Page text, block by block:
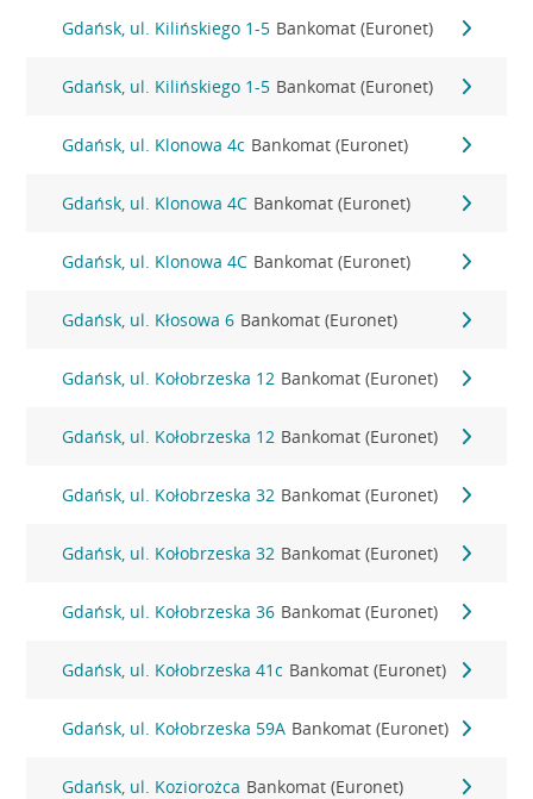
Gdańsk, ul. Kilińskiego 1-5 Bankomat (Euronet)
Gdańsk, ul. Kilińskiego 1-5 Bankomat (Euronet)
Gdańsk, ul. Klonowa 4c Bankomat (Euronet)
Gdańsk, ul. Klonowa 4C Bankomat (Euronet)
Gdańsk, ul. Klonowa 4C Bankomat (Euronet)
Gdańsk, ul. Kłosowa 6 Bankomat (Euronet)
Gdańsk, ul. Kołobrzeska 12 Bankomat (Euronet)
Gdańsk, ul. Kołobrzeska 12 Bankomat (Euronet)
Gdańsk, ul. Kołobrzeska 32 Bankomat (Euronet)
Gdańsk, ul. Kołobrzeska 32 Bankomat (Euronet)
Gdańsk, ul. Kołobrzeska 36 Bankomat (Euronet)
Gdańsk, ul. Kołobrzeska 41c Bankomat (Euronet)
Gdańsk, ul. Kołobrzeska 59A Bankomat (Euronet)
Gdańsk, ul. Koziorożca Bankomat (Euronet)